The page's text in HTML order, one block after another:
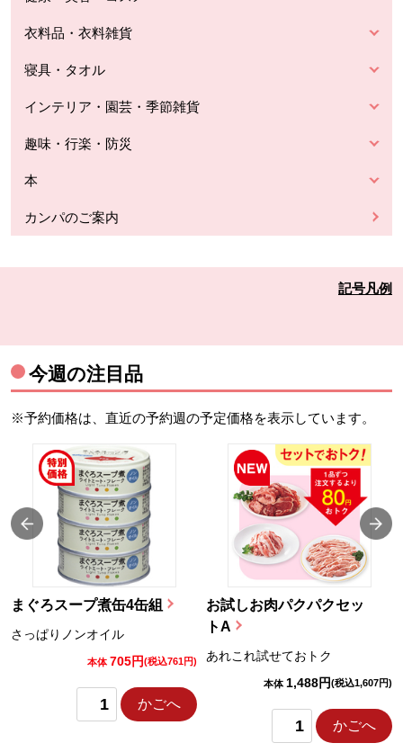
衣料品・衣料雑貨
寝具・タオル
インテリア・園芸・季節雑貨
趣味・行楽・防災
本
カンパのご案内
記号凡例
今週の注目品
※予約価格は、直近の予約週の予定価格を表示しています。
まぐろスープ煮缶4缶組
さっぱりノンオイル
本体 705円(税込761円)
かごへ
お試しお肉パクパクセッ
トA
あれこれ試せておトク
本体 1,488円(税込1,607円)
かごへ